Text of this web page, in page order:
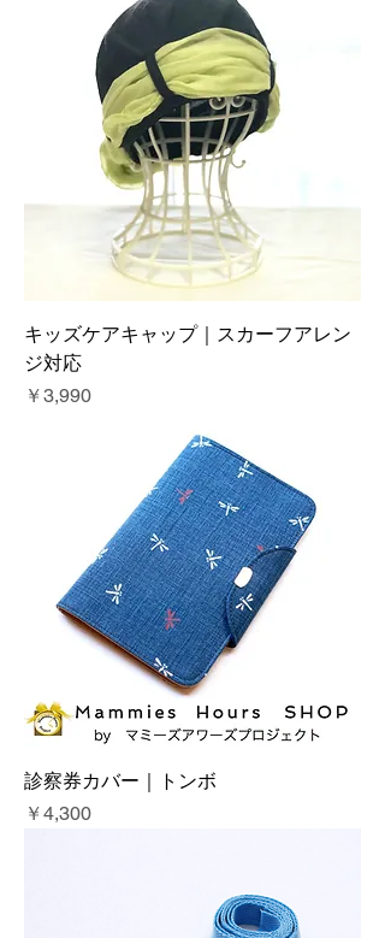
キッズケアキャップ｜スカーフアレン
ジ対応
価格
￥3,990
診察券カバー｜トンボ
価格
￥4,300